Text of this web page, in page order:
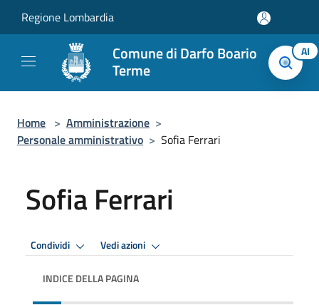
Regione Lombardia
Comune di Darfo Boario
Terme
AI
Home > Amministrazione >
Personale amministrativo > Sofia Ferrari
Sofia Ferrari
Condividi Vedi azioni
INDICE DELLA PAGINA